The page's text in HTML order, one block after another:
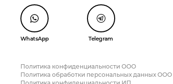
WhatsApp Telegram
Политика конфиденциальности ООО
Политика обработки персональных данных ООО